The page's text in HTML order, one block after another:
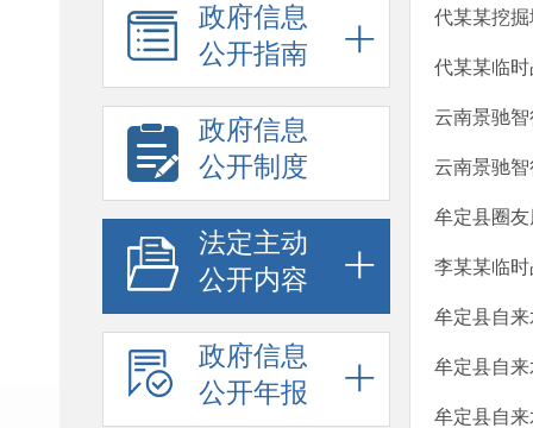
政府信息
公开指南
政府信息
公开制度
法定主动
公开内容
政府信息
公开年报
代某某挖
代某某临
云南景驰
云南景驰
牟定县圈
李某某临
牟定县自
牟定县自
牟定县自